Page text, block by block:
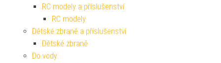
RC modely a příslušenství
RC modely
Dětské zbraně a příslušenství
Dětské zbraně
Do vody